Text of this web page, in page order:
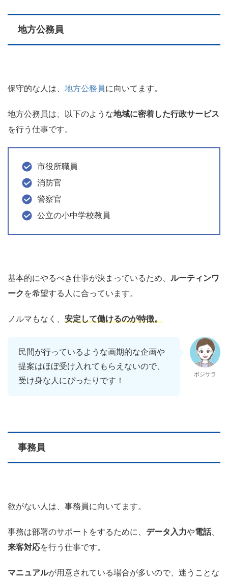
地方公務員
保守的な人は、 地方公務員に向いてます。
地方公務員は、以下のような地域に密着した行政サービス
を行う仕事です。
市役所職員
消防官
警察官
公立の小中学校教員
基本的にやるべき仕事が決まっているため、 ルーティンワ
ーク を希望する人に合っています。
ノルマもなく、 安定して働けるのが特徴。
民間が行っているような画期的な企画や
提案はほぼ受け入れてもらえないので、
受け身な人にぴったりです！
ポジサラ
事務員
欲がない人は、事務員に向いてます。
事務は部署のサポートをするために、 データ入力や電話、
来客対応を行う仕事です。
マニュアルが用意されている場合が多いので、迷うことな